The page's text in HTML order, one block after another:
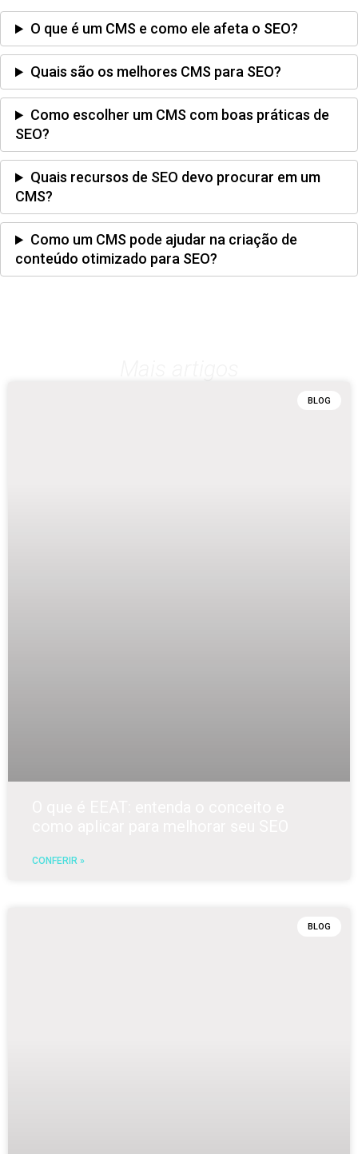
O que é um CMS e como ele afeta o SEO?
Quais são os melhores CMS para SEO?
Como escolher um CMS com boas práticas de
SEO?
Quais recursos de SEO devo procurar em um
CMS?
Como um CMS pode ajudar na criação de
conteúdo otimizado para SEO?
BLOG
CONFERIR »
BLOG